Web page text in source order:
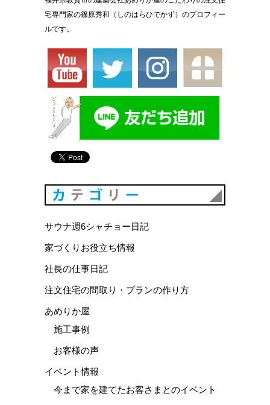
宅専門家の篠原秀和（しのはらひでかず）のプロフィー
ルです。
サウナ週6シャチョー日記
家づくりお役立ち情報
社長の仕事日記
注文住宅の間取り・プランの作り方
あめりか屋
施工事例
お客様の声
イベント情報
今まで家を建てたお客さまとのイベント